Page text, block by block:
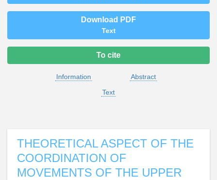
Download PDF
Text
To cite
Information
Abstract
Text
THEORETICAL ASPECT OF THE
COORDINATION OF
MOVEMENTS OF THE UPPER